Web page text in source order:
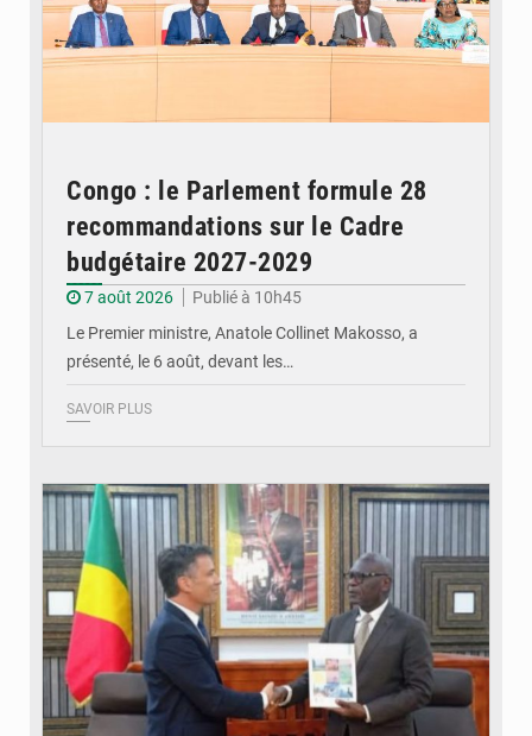
Congo : le Parlement formule 28
recommandations sur le Cadre
budgétaire 2027-2029
7 août 2026
Publié à 10h45
Le Premier ministre, Anatole Collinet Makosso, a
présenté, le 6 août, devant les…
SAVOIR PLUS